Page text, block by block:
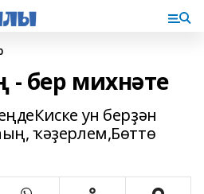
- бер михнәте
ун берҙән
ҡәҙерлем,Бөттө